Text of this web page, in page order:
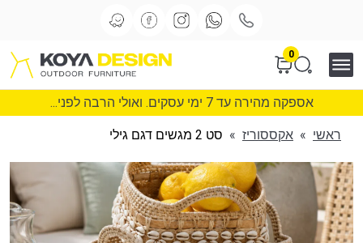
0
אספקה מהירה עד 7 ימי עסקים. ואולי הרבה לפני...
ראשי » אקססוריז » סט 2 מגשים דגם גילי